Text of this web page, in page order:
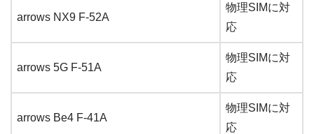
arrows NX9 F-52A
物理SIMに対
応
arrows 5G F-51A
物理SIMに対
応
arrows Be4 F-41A
物理SIMに対
応